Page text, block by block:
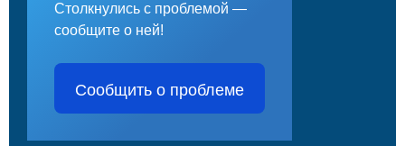
Столкнулись с проблемой —
сообщите о ней!
Сообщить о проблеме